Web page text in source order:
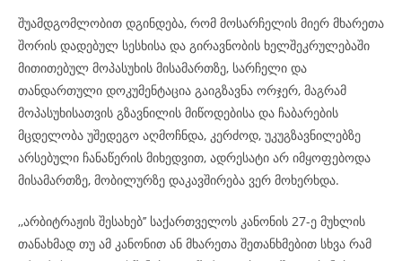
შუამდგომლობით დგინდება, რომ მოსარჩელის მიერ მხარეთა
შორის დადებულ სესხისა და გირავნობის ხელშეკრულებაში
მითითებულ მოპასუხის მისამართზე, სარჩელი და
თანდართული დოკუმენტაცია გაიგზავნა ორჯერ, მაგრამ
მოპასუხისათვის გზავნილის მიწოდებისა და ჩაბარების
მცდელობა უშედეგო აღმოჩნდა, კერძოდ, უკუგზავნილებზე
არსებული ჩანაწერის მიხედვით, ადრესატი არ იმყოფებოდა
მისამართზე, მობილურზე დაკავშირება ვერ მოხერხდა.
,,არბიტრაჟის შესახებ’’ საქართველოს კანონის 27-ე მუხლის
თანახმად თუ ამ კანონით ან მხარეთა შეთანხმებით სხვა რამ